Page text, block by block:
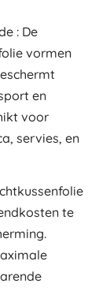
: De
vormen
en
voor
servies, en
te